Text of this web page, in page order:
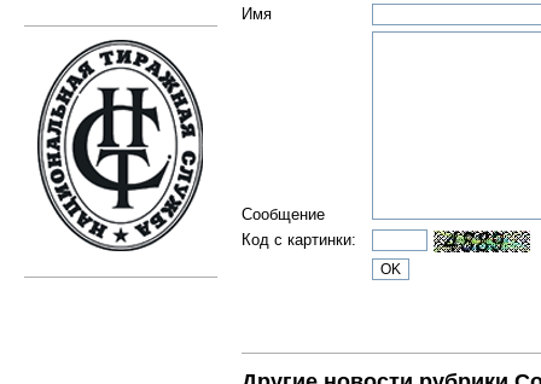
Имя
Сообщение
Код с картинки: